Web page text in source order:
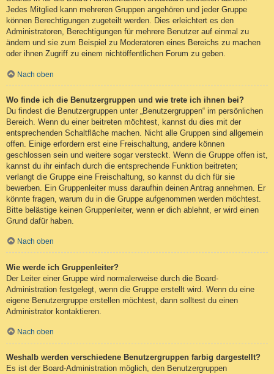
Jedes Mitglied kann mehreren Gruppen angehören und jeder Gruppe
können Berechtigungen zugeteilt werden. Dies erleichtert es den
Administratoren, Berechtigungen für mehrere Benutzer auf einmal zu
ändern und sie zum Beispiel zu Moderatoren eines Bereichs zu machen
oder ihnen Zugriff zu einem nichtöffentlichen Forum zu geben.
Nach oben
Wo finde ich die Benutzergruppen und wie trete ich ihnen bei?
Du findest die Benutzergruppen unter „Benutzergruppen“ im persönlichen
Bereich. Wenn du einer beitreten möchtest, kannst du dies mit der
entsprechenden Schaltfläche machen. Nicht alle Gruppen sind allgemein
offen. Einige erfordern erst eine Freischaltung, andere können
geschlossen sein und weitere sogar versteckt. Wenn die Gruppe offen ist,
kannst du ihr einfach durch die entsprechende Funktion beitreten;
verlangt die Gruppe eine Freischaltung, so kannst du dich für sie
bewerben. Ein Gruppenleiter muss daraufhin deinen Antrag annehmen. Er
könnte fragen, warum du in die Gruppe aufgenommen werden möchtest.
Bitte belästige keinen Gruppenleiter, wenn er dich ablehnt, er wird einen
Grund dafür haben.
Nach oben
Wie werde ich Gruppenleiter?
Der Leiter einer Gruppe wird normalerweise durch die Board-
Administration festgelegt, wenn die Gruppe erstellt wird. Wenn du eine
eigene Benutzergruppe erstellen möchtest, dann solltest du einen
Administrator kontaktieren.
Nach oben
Weshalb werden verschiedene Benutzergruppen farbig dargestellt?
Es ist der Board-Administration möglich, den Benutzergruppen